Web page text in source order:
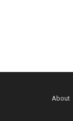
About